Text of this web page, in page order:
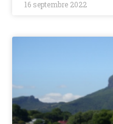
16 septembre 2022